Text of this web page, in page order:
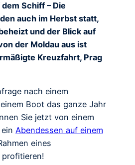
Schiff – Die
auch im Herbst statt,
und der Blick auf
der Moldau aus ist
Kreuzfahrt, Prag
nach einem
Boot das ganze Jahr
Sie jetzt von einem
Abendessen auf einem
eines
profitieren!